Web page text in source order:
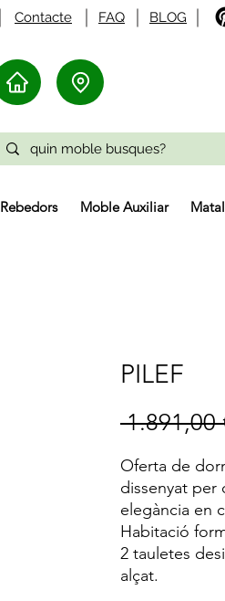
FAQ
Contacte BLOG
Rebedors Moble Auxiliar
PILEF
1.891,00
Oferta de
dissenyat per
elegància en
Habitació
2 tauletes
alçat.